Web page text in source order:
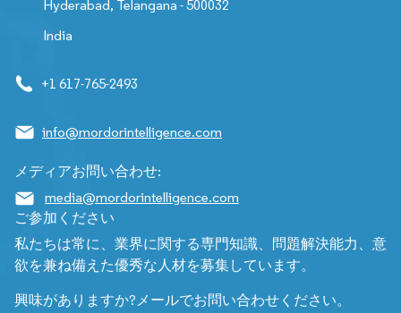
Hyderabad, Telangana - 500032
India
+1 617-765-2493
info@mordorintelligence.com
メディアお問い合わせ:
media@mordorintelligence.com
ご参加ください
私たちは常に、業界に関する専門知識、問題解決能力、意
欲を兼ね備えた優秀な人材を募集しています。
興味がありますか?メールでお問い合わせください。